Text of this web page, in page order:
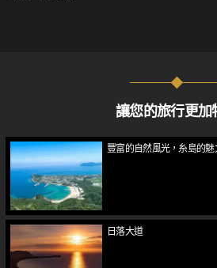
讓您的旅行更加
豐富的自然風光，糸島的魅
日落大道